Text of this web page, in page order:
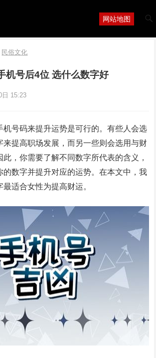
网站地图
民俗文化
机号后4位 选什么数字好
日 15:23
机号码来提升运势是可行的。有些人会选
来提高职场发展，而另一些则会选用与财
，你需要了解不同数字所代表的含义，
的数字并提升对应的运势。在本文中，我
适合女性为提高财运。